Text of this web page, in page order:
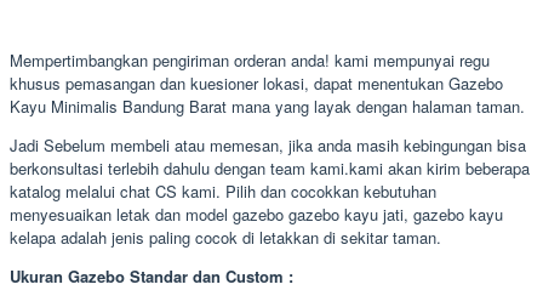
Mempertimbangkan pengiriman orderan anda! kami mempunyai regu
khusus pemasangan dan kuesioner lokasi, dapat menentukan Gazebo
Kayu Minimalis Bandung Barat mana yang layak dengan halaman taman.
Jadi Sebelum membeli atau memesan, jika anda masih kebingungan bisa
berkonsultasi terlebih dahulu dengan team kami.kami akan kirim beberapa
katalog melalui chat CS kami. Pilih dan cocokkan kebutuhan
menyesuaikan letak dan model gazebo gazebo kayu jati, gazebo kayu
kelapa adalah jenis paling cocok di letakkan di sekitar taman.
Ukuran Gazebo Standar dan Custom :